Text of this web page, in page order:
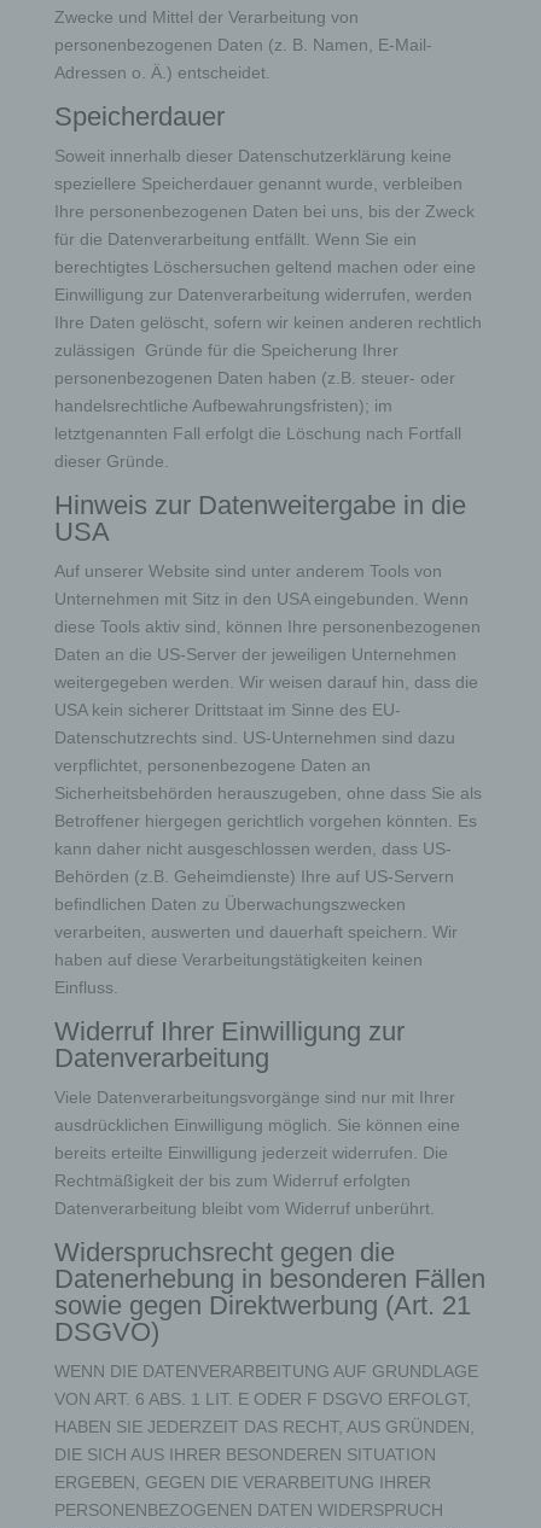
Zwecke und Mittel der Verarbeitung von
personenbezogenen Daten (z. B. Namen, E-Mail-
Adressen o. Ä.) entscheidet.
Speicherdauer
Soweit innerhalb dieser Datenschutzerklärung keine
speziellere Speicherdauer genannt wurde, verbleiben
Ihre personenbezogenen Daten bei uns, bis der Zweck
für die Datenverarbeitung entfällt. Wenn Sie ein
berechtigtes Löschersuchen geltend machen oder eine
Einwilligung zur Datenverarbeitung widerrufen, werden
Ihre Daten gelöscht, sofern wir keinen anderen rechtlich
zulässigen Gründe für die Speicherung Ihrer
personenbezogenen Daten haben (z.B. steuer- oder
handelsrechtliche Aufbewahrungsfristen); im
letztgenannten Fall erfolgt die Löschung nach Fortfall
dieser Gründe.
Hinweis zur Datenweitergabe in die
USA
Auf unserer Website sind unter anderem Tools von
Unternehmen mit Sitz in den USA eingebunden. Wenn
diese Tools aktiv sind, können Ihre personenbezogenen
Daten an die US-Server der jeweiligen Unternehmen
weitergegeben werden. Wir weisen darauf hin, dass die
USA kein sicherer Drittstaat im Sinne des EU-
Datenschutzrechts sind. US-Unternehmen sind dazu
verpflichtet, personenbezogene Daten an
Sicherheitsbehörden herauszugeben, ohne dass Sie als
Betroffener hiergegen gerichtlich vorgehen könnten. Es
kann daher nicht ausgeschlossen werden, dass US-
Behörden (z.B. Geheimdienste) Ihre auf US-Servern
befindlichen Daten zu Überwachungszwecken
verarbeiten, auswerten und dauerhaft speichern. Wir
haben auf diese Verarbeitungstätigkeiten keinen
Einfluss.
Widerruf Ihrer Einwilligung zur
Datenverarbeitung
Viele Datenverarbeitungsvorgänge sind nur mit Ihrer
ausdrücklichen Einwilligung möglich. Sie können eine
bereits erteilte Einwilligung jederzeit widerrufen. Die
Rechtmäßigkeit der bis zum Widerruf erfolgten
Datenverarbeitung bleibt vom Widerruf unberührt.
Widerspruchsrecht gegen die
Datenerhebung in besonderen Fällen
sowie gegen Direktwerbung (Art. 21
DSGVO)
WENN DIE DATENVERARBEITUNG AUF GRUNDLAGE
VON ART. 6 ABS. 1 LIT. E ODER F DSGVO ERFOLGT,
HABEN SIE JEDERZEIT DAS RECHT, AUS GRÜNDEN,
DIE SICH AUS IHRER BESONDEREN SITUATION
ERGEBEN, GEGEN DIE VERARBEITUNG IHRER
PERSONENBEZOGENEN DATEN WIDERSPRUCH